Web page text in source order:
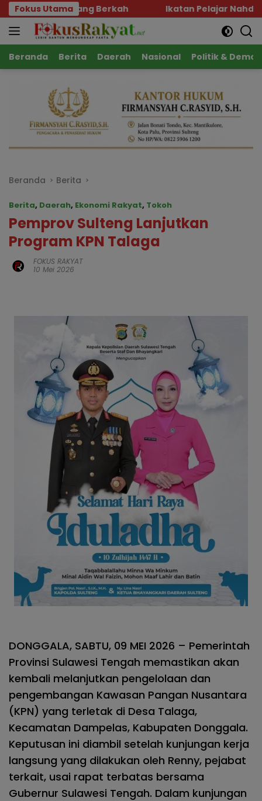
Langsung
ke
konten
Fokus Utama
Yang Berkah Ikatan Pelajar Nahdlatul Ulama
Beranda Berita Daerah Nasional Politik &
Beranda Berita
Berita, Daerah, Ekonomi Rakyat, Tokoh
Pemprov Sulteng Lanjutkan
Program KPN Talaga
FOKUS RAKYAT
10 Mei 2026
DONGGALA, SABTU, 09 MEI 2026 – Pemerintah
Provinsi Sulawesi Tengah memastikan akan
kembali melanjutkan pengelolaan dan
pengembangan Kawasan Pangan Nusantara
(KPN) yang terletak di Desa Talaga,
Kecamatan Dampelas, Kabupaten Donggala.
Keputusan ini diambil setelah kunjungan kerja
langsung yang dilakukan oleh Renny, pejabat
terkait, usai rapat terbatas bersama
Gubernur Sulawesi Tengah. Dalam kunjungan